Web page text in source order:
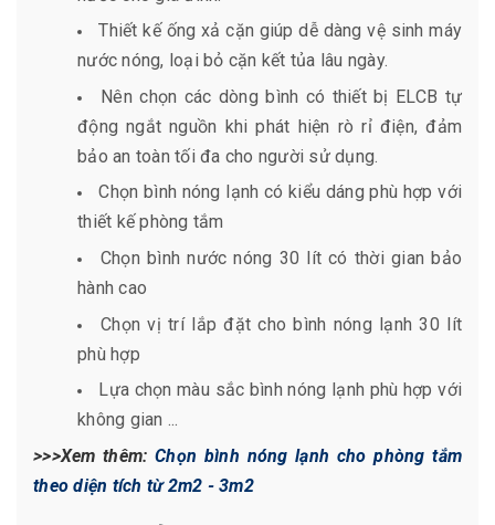
Thiết kế ống xả cặn giúp dễ dàng vệ sinh máy
nước nóng, loại bỏ cặn kết tủa lâu ngày.
Nên chọn các dòng bình có thiết bị ELCB tự
động ngắt nguồn khi phát hiện rò rỉ điện, đảm
bảo an toàn tối đa cho người sử dụng.
Chọn bình nóng lạnh có kiểu dáng phù hợp với
thiết kế phòng tắm
Chọn bình nước nóng 30 lít có thời gian bảo
hành cao
Chọn vị trí lắp đặt cho bình nóng lạnh 30 lít
phù hợp
Lựa chọn màu sắc bình nóng lạnh phù hợp với
không gian ...
>>>Xem thêm:Chọn bình nóng lạnh cho phòng tắm
theo diện tích từ 2m2 - 3m2